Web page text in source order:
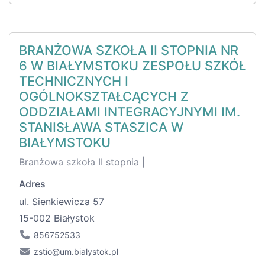
BRANŻOWA SZKOŁA II STOPNIA NR
6 W BIAŁYMSTOKU ZESPOŁU SZKÓŁ
TECHNICZNYCH I
OGÓLNOKSZTAŁCĄCYCH Z
ODDZIAŁAMI INTEGRACYJNYMI IM.
STANISŁAWA STASZICA W
BIAŁYMSTOKU
Branżowa szkoła II stopnia |
Adres
ul. Sienkiewicza 57
15-002 Białystok
856752533
zstio@um.bialystok.pl